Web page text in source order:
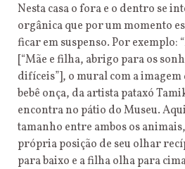
Nesta casa o fora e o dentro se
orgânica que por um momento
ficar em suspenso. Por exemplo:
[“Mãe e filha, abrigo para os
difíceis”], o mural com a imagem
bebê onça, da artista pataxó
encontra no pátio do Museu.
tamanho entre ambos os
própria posição de seu olhar
para baixo e a filha olha para